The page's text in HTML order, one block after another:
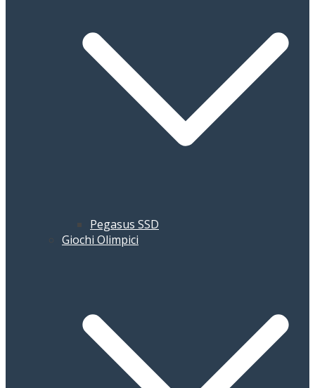
Pegasus SSD
Giochi Olimpici